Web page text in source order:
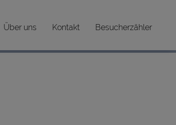
Über uns Kontakt Besucherzähler